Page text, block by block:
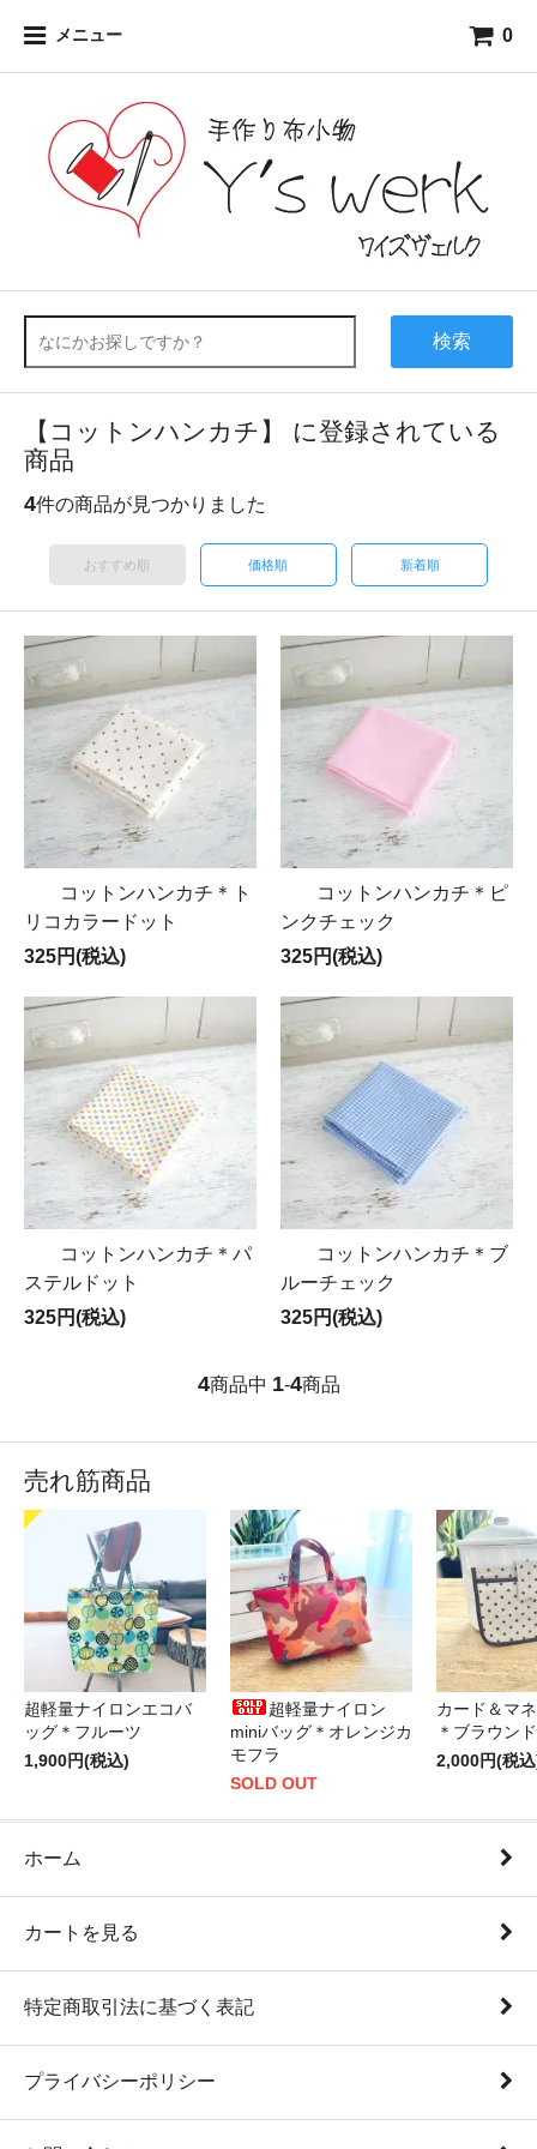
メニュー 0
検索
【コットンハンカチ】 に登録されている
商品
4件の商品が見つかりました
おすすめ順 価格順 新着順
コットンハンカチ＊ト
リコカラードット
325円(税込)
コットンハンカチ＊ピ
ンクチェック
325円(税込)
コットンハンカチ＊パ
ステルドット
325円(税込)
コットンハンカチ＊ブ
ルーチェック
325円(税込)
4商品中 1-4商品
売れ筋商品
超軽量ナイロンエコバ
ッグ＊フルーツ
1,900円(税込)
超軽量ナイロン
miniバッグ＊オレンジカ
モフラ
SOLD OUT
カード＆マ
＊ブラウン
2,000円(税
ホーム
カートを見る
特定商取引法に基づく表記
プライバシーポリシー